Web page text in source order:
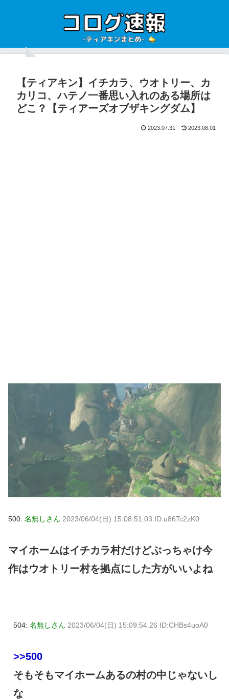
【ティアキン】イチカラ、ウオトリー、カ
カリコ、ハテノ一番思い入れのある場所は
どこ？【ティアーズオブザキングダム】
2023.07.31 2023.08.01
500: 名無しさん 2023/06/04(日) 15:08:51.03 ID:u86Tc2zK0
マイホームはイチカラ村だけどぶっちゃけ今
作はウオトリー村を拠点にした方がいいよね
504: 名無しさん 2023/06/04(日) 15:09:54.26 ID:CHBs4uoA0
>>500
そもそもマイホームあるの村の中じゃないし
な